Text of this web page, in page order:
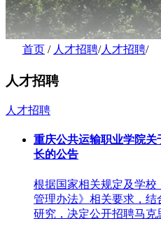
首页 / 人才招聘/人才招聘/
人才招聘
人才招聘
重庆公共运输职业学院
长的公告
根据国家相关规定及学
管理办法》相关要求，
研究，决定公开招聘马克